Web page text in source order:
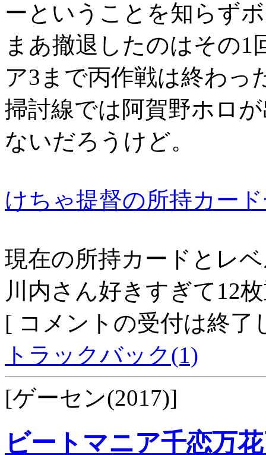
ーということを知らず
まあ撤退したのはその
ア3まで丙作戦は終わっ
掃討線では阿賀野ホロ
ないだろうけど。
けちゃ提督の所持カー
現在の所持カードとレ
川内さん好きすぎて12
[ コメントの受付は終了
トラックバック(1)
[ゲーセン(2017)]
ビートマニア千恋万